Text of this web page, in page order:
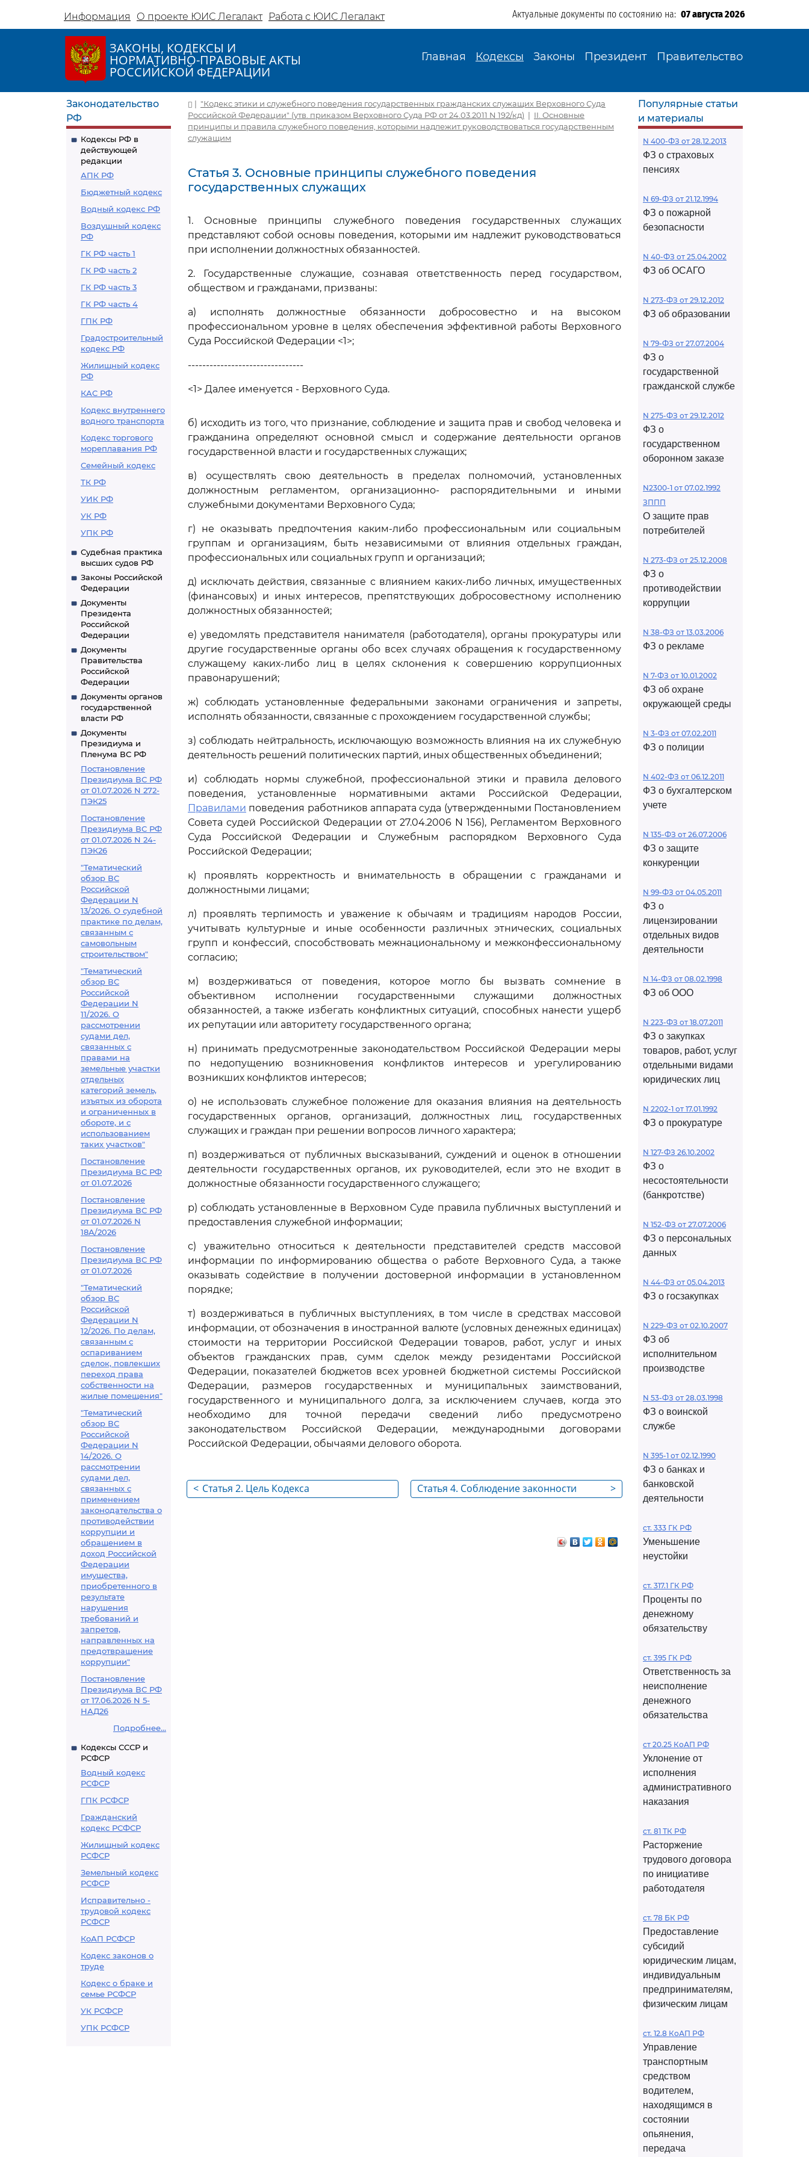
Информация О проекте ЮИС Легалакт Работа с ЮИС Легалакт Актуальные документы по состоянию на: 07 августа 2026
ЗАКОНЫ, КОДЕКСЫ И
НОРМАТИВНО-ПРАВОВЫЕ АКТЫ
РОССИЙСКОЙ ФЕДЕРАЦИИ
Главная Кодексы Законы Президент Правительство
Законодательство
РФ
Кодексы РФ в
действующей
редакции
АПК РФ
Бюджетный кодекс
Водный кодекс РФ
Воздушный кодекс
РФ
ГК РФ часть 1
ГК РФ часть 2
ГК РФ часть 3
ГК РФ часть 4
ГПК РФ
Градостроительный
кодекс РФ
Жилищный кодекс
РФ
КАС РФ
Кодекс внутреннего
водного транспорта
Кодекс торгового
мореплавания РФ
Семейный кодекс
ТК РФ
УИК РФ
УК РФ
УПК РФ
Судебная практика
высших судов РФ
Законы Российской
Федерации
Документы
Президента
Российской
Федерации
Документы
Правительства
Российской
Федерации
Документы органов
государственной
власти РФ
Документы
Президиума и
Пленума ВС РФ
Постановление
Президиума ВС РФ
от 01.07.2026 N 272-
ПЭК25
Постановление
Президиума ВС РФ
от 01.07.2026 N 24-
ПЭК26
"Тематический
обзор ВС
Российской
Федерации N
13/2026. О судебной
практике по делам,
связанным с
самовольным
строительством"
"Тематический
обзор ВС
Российской
Федерации N
11/2026. О
рассмотрении
судами дел,
связанных с
правами на
земельные участки
отдельных
категорий земель,
изъятых из оборота
и ограниченных в
обороте, и с
использованием
таких участков"
Постановление
Президиума ВС РФ
от 01.07.2026
Постановление
Президиума ВС РФ
от 01.07.2026 N
18А/2026
Постановление
Президиума ВС РФ
от 01.07.2026
"Тематический
обзор ВС
Российской
Федерации N
12/2026. По делам,
связанным с
оспариванием
сделок, повлекших
переход права
собственности на
жилые помещения"
"Тематический
обзор ВС
Российской
Федерации N
14/2026. О
рассмотрении
судами дел,
связанных с
применением
законодательства о
противодействии
коррупции и
обращением в
доход Российской
Федерации
имущества,
приобретенного в
результате
нарушения
требований и
запретов,
направленных на
предотвращение
коррупции"
Постановление
Президиума ВС РФ
от 17.06.2026 N 5-
НАД26
Подробнее...
Кодексы СССР и
РСФСР
Водный кодекс
РСФСР
ГПК РСФСР
Гражданский
кодекс РСФСР
Жилищный кодекс
РСФСР
Земельный кодекс
РСФСР
Исправительно -
трудовой кодекс
РСФСР
КоАП РСФСР
Кодекс законов о
труде
Кодекс о браке и
семье РСФСР
УК РСФСР
УПК РСФСР
| "Кодекс этики и служебного поведения государственных гражданских служащих Верховного Суда
Российской Федерации" (утв. приказом Верховного Суда РФ от 24.03.2011 N 192/кд) | II. Основные
принципы и правила служебного поведения, которыми надлежит руководствоваться государственным
служащим
Статья 3. Основные принципы служебного поведения
государственных служащих
1. Основные принципы служебного поведения государственных служащих
представляют собой основы поведения, которыми им надлежит руководствоваться
при исполнении должностных обязанностей.
2. Государственные служащие, сознавая ответственность перед государством,
обществом и гражданами, призваны:
а) исполнять должностные обязанности добросовестно и на высоком
профессиональном уровне в целях обеспечения эффективной работы Верховного
Суда Российской Федерации <1>;
--------------------------------
<1> Далее именуется - Верховного Суда.
б) исходить из того, что признание, соблюдение и защита прав и свобод человека и
гражданина определяют основной смысл и содержание деятельности органов
государственной власти и государственных служащих;
в) осуществлять свою деятельность в пределах полномочий, установленных
должностным регламентом, организационно- распорядительными и иными
служебными документами Верховного Суда;
г) не оказывать предпочтения каким-либо профессиональным или социальным
группам и организациям, быть независимыми от влияния отдельных граждан,
профессиональных или социальных групп и организаций;
д) исключать действия, связанные с влиянием каких-либо личных, имущественных
(финансовых) и иных интересов, препятствующих добросовестному исполнению
должностных обязанностей;
е) уведомлять представителя нанимателя (работодателя), органы прокуратуры или
другие государственные органы обо всех случаях обращения к государственному
служащему каких-либо лиц в целях склонения к совершению коррупционных
правонарушений;
ж) соблюдать установленные федеральными законами ограничения и запреты,
исполнять обязанности, связанные с прохождением государственной службы;
з) соблюдать нейтральность, исключающую возможность влияния на их служебную
деятельность решений политических партий, иных общественных объединений;
и) соблюдать нормы служебной, профессиональной этики и правила делового
поведения, установленные нормативными актами Российской Федерации,
Правилами поведения работников аппарата суда (утвержденными Постановлением
Совета судей Российской Федерации от 27.04.2006 N 156), Регламентом Верховного
Суда Российской Федерации и Служебным распорядком Верховного Суда
Российской Федерации;
к) проявлять корректность и внимательность в обращении с гражданами и
должностными лицами;
л) проявлять терпимость и уважение к обычаям и традициям народов России,
учитывать культурные и иные особенности различных этнических, социальных
групп и конфессий, способствовать межнациональному и межконфессиональному
согласию;
м) воздерживаться от поведения, которое могло бы вызвать сомнение в
объективном исполнении государственными служащими должностных
обязанностей, а также избегать конфликтных ситуаций, способных нанести ущерб
их репутации или авторитету государственного органа;
н) принимать предусмотренные законодательством Российской Федерации меры
по недопущению возникновения конфликтов интересов и урегулированию
возникших конфликтов интересов;
о) не использовать служебное положение для оказания влияния на деятельность
государственных органов, организаций, должностных лиц, государственных
служащих и граждан при решении вопросов личного характера;
п) воздерживаться от публичных высказываний, суждений и оценок в отношении
деятельности государственных органов, их руководителей, если это не входит в
должностные обязанности государственного служащего;
р) соблюдать установленные в Верховном Суде правила публичных выступлений и
предоставления служебной информации;
с) уважительно относиться к деятельности представителей средств массовой
информации по информированию общества о работе Верховного Суда, а также
оказывать содействие в получении достоверной информации в установленном
порядке;
т) воздерживаться в публичных выступлениях, в том числе в средствах массовой
информации, от обозначения в иностранной валюте (условных денежных единицах)
стоимости на территории Российской Федерации товаров, работ, услуг и иных
объектов гражданских прав, сумм сделок между резидентами Российской
Федерации, показателей бюджетов всех уровней бюджетной системы Российской
Федерации, размеров государственных и муниципальных заимствований,
государственного и муниципального долга, за исключением случаев, когда это
необходимо для точной передачи сведений либо предусмотрено
законодательством Российской Федерации, международными договорами
Российской Федерации, обычаями делового оборота.
< Статья 2. Цель Кодекса >
Статья 4. Соблюдение законности
Популярные статьи
и материалы
N 400-ФЗ от 28.12.2013
ФЗ о страховых
пенсиях
N 69-ФЗ от 21.12.1994
ФЗ о пожарной
безопасности
N 40-ФЗ от 25.04.2002
ФЗ об ОСАГО
N 273-ФЗ от 29.12.2012
ФЗ об образовании
N 79-ФЗ от 27.07.2004
ФЗ о
государственной
гражданской службе
N 275-ФЗ от 29.12.2012
ФЗ о
государственном
оборонном заказе
N2300-1 от 07.02.1992
ЗППП
О защите прав
потребителей
N 273-ФЗ от 25.12.2008
ФЗ о
противодействии
коррупции
N 38-ФЗ от 13.03.2006
ФЗ о рекламе
N 7-ФЗ от 10.01.2002
ФЗ об охране
окружающей среды
N 3-ФЗ от 07.02.2011
ФЗ о полиции
N 402-ФЗ от 06.12.2011
ФЗ о бухгалтерском
учете
N 135-ФЗ от 26.07.2006
ФЗ о защите
конкуренции
N 99-ФЗ от 04.05.2011
ФЗ о
лицензировании
отдельных видов
деятельности
N 14-ФЗ от 08.02.1998
ФЗ об ООО
N 223-ФЗ от 18.07.2011
ФЗ о закупках
товаров, работ, услуг
отдельными видами
юридических лиц
N 2202-1 от 17.01.1992
ФЗ о прокуратуре
N 127-ФЗ 26.10.2002
ФЗ о
несостоятельности
(банкротстве)
N 152-ФЗ от 27.07.2006
ФЗ о персональных
данных
N 44-ФЗ от 05.04.2013
ФЗ о госзакупках
N 229-ФЗ от 02.10.2007
ФЗ об
исполнительном
производстве
N 53-ФЗ от 28.03.1998
ФЗ о воинской
службе
N 395-1 от 02.12.1990
ФЗ о банках и
банковской
деятельности
ст. 333 ГК РФ
Уменьшение
неустойки
ст. 317.1 ГК РФ
Проценты по
денежному
обязательству
ст. 395 ГК РФ
Ответственность за
неисполнение
денежного
обязательства
ст 20.25 КоАП РФ
Уклонение от
исполнения
административного
наказания
ст. 81 ТК РФ
Расторжение
трудового договора
по инициативе
работодателя
ст. 78 БК РФ
Предоставление
субсидий
юридическим лицам,
индивидуальным
предпринимателям,
физическим лицам
ст. 12.8 КоАП РФ
Управление
транспортным
средством
водителем,
находящимся в
состоянии
опьянения,
передача